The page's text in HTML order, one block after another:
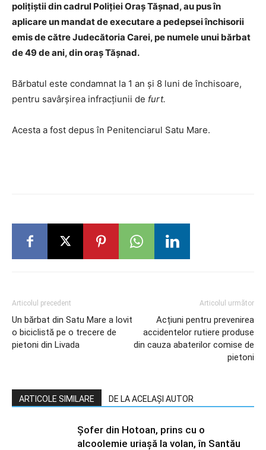
polițiștii din cadrul Poliției Oraș Tășnad, au pus în
aplicare un mandat de executare a pedepsei închisorii
emis de către Judecătoria Carei, pe numele unui bărbat
de 49 de ani, din oraș Tășnad.
Bărbatul este condamnat la 1 an și 8 luni de închisoare,
pentru savârșirea infracțiunii de furt.
Acesta a fost depus în Penitenciarul Satu Mare.
Articolul precedent
Un bărbat din Satu Mare a lovit
o biciclistă pe o trecere de
pietoni din Livada
Articolul următor
Acțiuni pentru prevenirea
accidentelor rutiere produse
din cauza abaterilor comise de
pietoni
ARTICOLE SIMILARE DE LA ACELAȘI AUTOR
Șofer din Hotoan, prins cu o
alcoolemie uriașă la volan, în Santău